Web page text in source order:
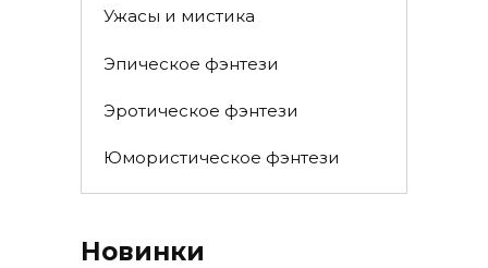
Ужасы и мистика
Эпическое фэнтези
Эротическое фэнтези
Юмористическое фэнтези
Новинки